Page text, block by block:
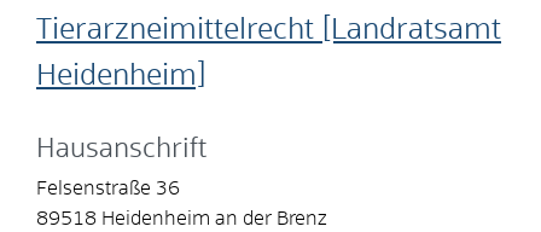
Tierarzneimittelrecht [Landratsamt
Heidenheim]
Hausanschrift
Felsenstraße 36
89518 Heidenheim an der Brenz